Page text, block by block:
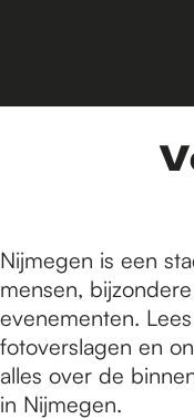
Nijmegen is een
mensen,
evenementen.
fotoverslagen en
alles over de
in Nijmegen.